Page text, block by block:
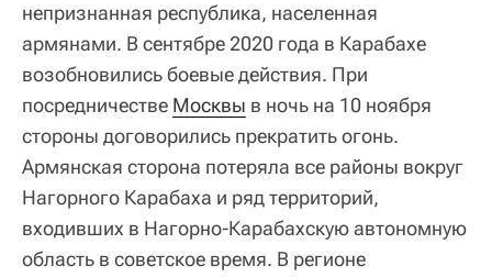
непризнанная республика, населенная
армянами. В сентябре 2020 года в Карабахе
возобновились боевые действия. При
посредничестве Москвы в ночь на 10 ноября
стороны договорились прекратить огонь.
Армянская сторона потеряла все районы вокруг
Нагорного Карабаха и ряд территорий,
входивших в Нагорно-Карабахскую автономную
область в советское время. В регионе